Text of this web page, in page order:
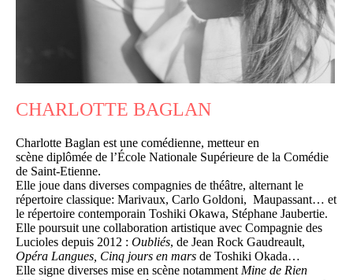
CHARLOTTE BAGLAN
Charlotte Baglan est une comédienne, metteur en
scène diplômée de l’École Nationale Supérieure de la Comédie
de Saint-Etienne.
Elle joue dans diverses compagnies de théâtre, alternant le
répertoire classique: Marivaux, Carlo Goldoni, Maupassant… et
le répertoire contemporain Toshiki Okawa, Stéphane Jaubertie.
Elle poursuit une collaboration artistique avec Compagnie des
Lucioles depuis 2012 : Oubliés, de Jean Rock Gaudreault,
Opéra Langues, Cinq jours en mars de Toshiki Okada…
Elle signe diverses mise en scène notamment Mine de Rien